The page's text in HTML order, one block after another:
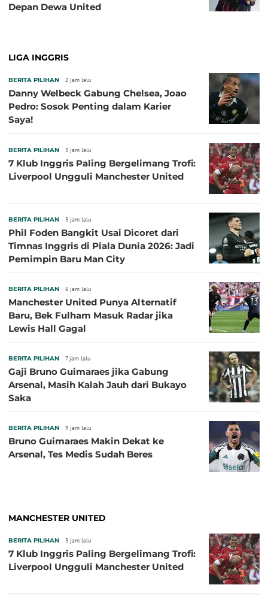
Depan Dewa United
LIGA INGGRIS
BERITA PILIHAN 2 jam lalu
Danny Welbeck Gabung Chelsea, Joao
Pedro: Sosok Penting dalam Karier
Saya!
BERITA PILIHAN 3 jam lalu
7 Klub Inggris Paling Bergelimang Trofi:
Liverpool Ungguli Manchester United
BERITA PILIHAN 3 jam lalu
Phil Foden Bangkit Usai Dicoret dari
Timnas Inggris di Piala Dunia 2026: Jadi
Pemimpin Baru Man City
BERITA PILIHAN 6 jam lalu
Manchester United Punya Alternatif
Baru, Bek Fulham Masuk Radar jika
Lewis Hall Gagal
BERITA PILIHAN 7 jam lalu
Gaji Bruno Guimaraes jika Gabung
Arsenal, Masih Kalah Jauh dari Bukayo
Saka
BERITA PILIHAN 9 jam lalu
Bruno Guimaraes Makin Dekat ke
Arsenal, Tes Medis Sudah Beres
MANCHESTER UNITED
BERITA PILIHAN 3 jam lalu
7 Klub Inggris Paling Bergelimang Trofi:
Liverpool Ungguli Manchester United